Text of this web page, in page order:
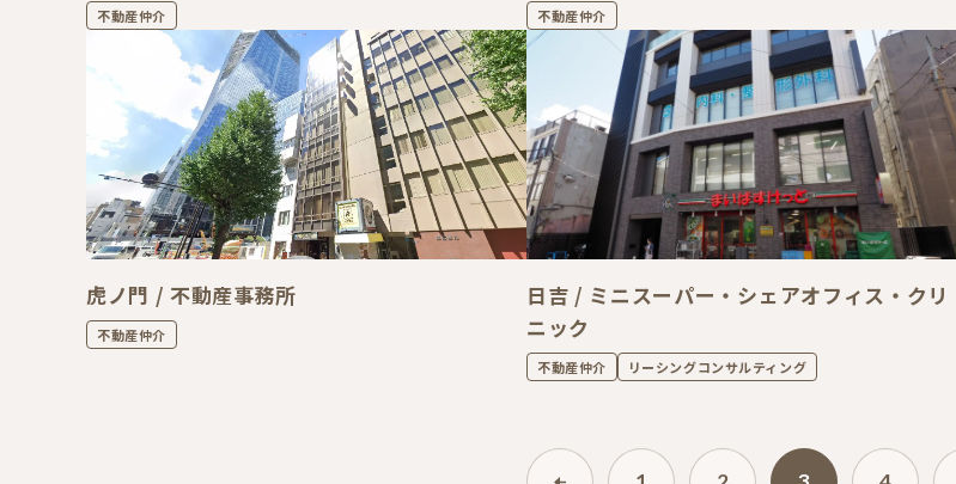
不動産仲介 不動産仲介
虎ノ門 / 不動産事務所
不動産仲介
日吉 / ミニスーパー・シェアオフィス・クリ
ニック
不動産仲介 リーシングコンサルティング